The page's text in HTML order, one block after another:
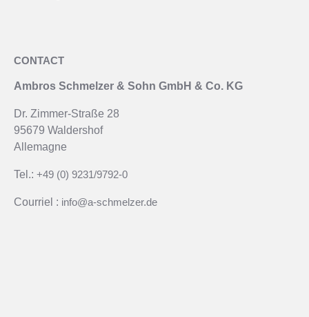
CONTACT
Ambros Schmelzer & Sohn GmbH & Co. KG
Dr. Zimmer-Straße 28
95679 Waldershof
Allemagne
Tel.: +49 (0) 9231/9792-0
Courriel : info@a-schmelzer.de